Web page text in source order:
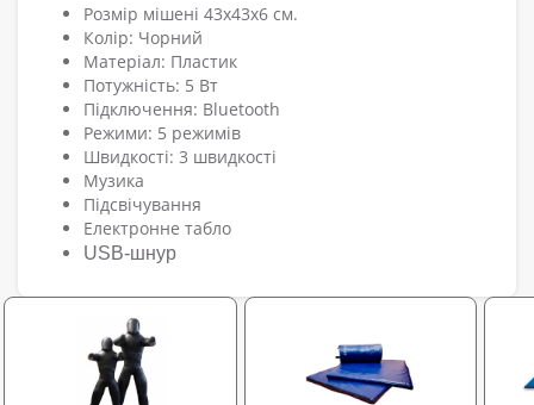
Розмір мішені 43х43х6 см.
Колір: Чорний
Матеріал: Пластик
Потужність: 5 Вт
Підключення: Bluetooth
Режими: 5 режимів
Швидкості: 3 швидкості
Музика
Підсвічування
Електронне табло
USB-шнур